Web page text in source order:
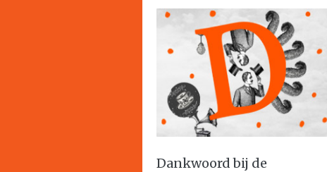
Dankwoord bij de